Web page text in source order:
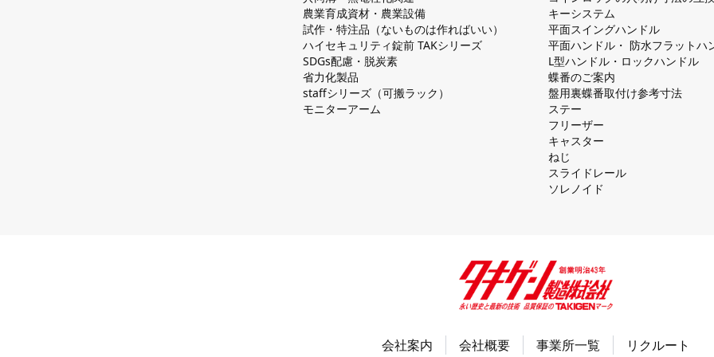
農業育成資材・農業設備
試作・特注品（ないものは作ればいい）
ハイセキュリティ錠前 TAKシリーズ
SDGs配慮・脱炭素
省力化製品
staffシリーズ（可搬ラック）
モニターアーム
キーシステム
平⾯スイングハンドル
平⾯ハンドル・ 防⽔フラットハ
L型ハンドル・ロックハンドル
蝶番のご案内
盤⽤裏蝶番取付け参考⼨法
ステー
フリーザー
キャスター
ねじ
スライドレール
ソレノイド
会社案内 会社概要 事業所一覧 リクルート